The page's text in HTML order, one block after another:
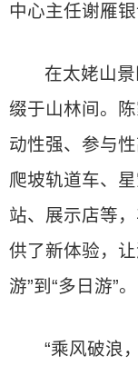
中心主任谢雁银
在太姥山
缀于山林间。
动性强、参与
爬坡轨道车、
站、展示店等
供了新体验，
游”到“多日游”。
“乘风破浪